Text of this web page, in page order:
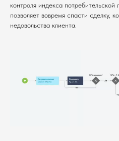
контроля индекса потребительской
позволяет вовремя спасти сделку,
недовольства клиента.